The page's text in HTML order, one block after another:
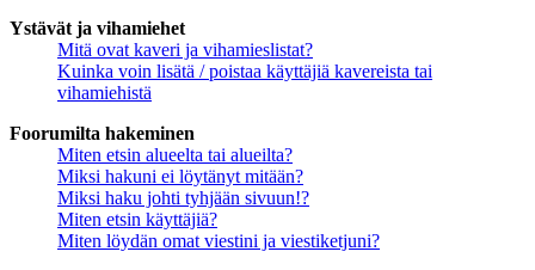
Ystävät ja vihamiehet
Mitä ovat kaveri ja vihamieslistat?
Kuinka voin lisätä / poistaa käyttäjiä kavereista tai
vihamiehistä
Foorumilta hakeminen
Miten etsin alueelta tai alueilta?
Miksi hakuni ei löytänyt mitään?
Miksi haku johti tyhjään sivuun!?
Miten etsin käyttäjiä?
Miten löydän omat viestini ja viestiketjuni?